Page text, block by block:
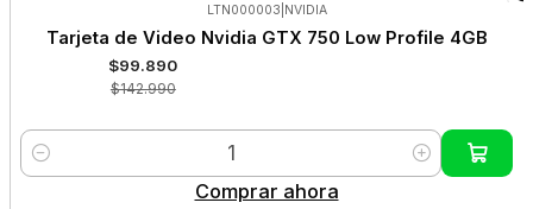
-30%
OFF
LTN000003 NVIDIA
Tarjeta de Video Nvidia GTX 750 Low Profile 4GB
$99.890
$142.990
Cantidad
Comprar ahora